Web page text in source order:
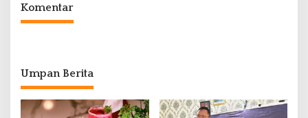
Komentar
Umpan Berita